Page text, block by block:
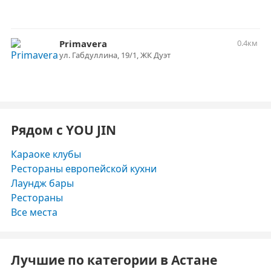
Primavera
0.4км
ул. Габдуллина, 19/1, ЖК Дуэт
Рядом с YOU JIN
Караоке клубы
Рестораны европейской кухни
Лаундж бары
Рестораны
Все места
Лучшие по категории в Астане